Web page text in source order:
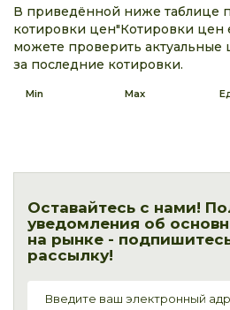
В приведённой ниже таблице
котировки цен"Котировки цен
можете проверить
за последние котировки.
Min Max
Оставайтесь с нами!
уведомления об
на рынке -
рассылку!